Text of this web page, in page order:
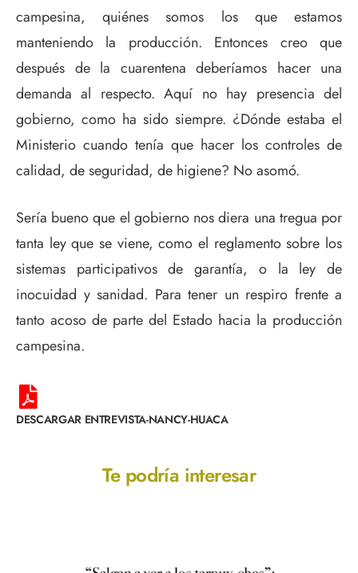
campesina, quiénes somos los que estamos
manteniendo la producción. Entonces creo que
después de la cuarentena deberíamos hacer una
demanda al respecto. Aquí no hay presencia del
gobierno, como ha sido siempre. ¿Dónde estaba el
Ministerio cuando tenía que hacer los controles de
calidad, de seguridad, de higiene? No asomó.
Sería bueno que el gobierno nos diera una tregua por
tanta ley que se viene, como el reglamento sobre los
sistemas participativos de garantía, o la ley de
inocuidad y sanidad. Para tener un respiro frente a
tanto acoso de parte del Estado hacia la producción
campesina.
DESCARGAR ENTREVISTA-NANCY-HUACA
Te podría interesar